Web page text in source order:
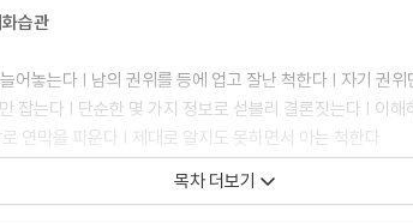
습관
어놓는다 | 남의 권위를 등에 업고 잘난 척한다 | 자기 권
잡는다 | 단순한 몇 가지 정보로 섣불리 결론짓는다 | 이
연막을 피운다 | 제대로 알지도 못하면서 아는 척한다
목차 더보기